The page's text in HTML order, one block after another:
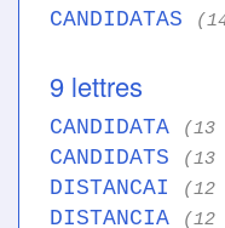
CANDIDATAS
9 lettres
CANDIDATA (13
CANDIDATS (13
DISTANCAI (12
DISTANCIA (12